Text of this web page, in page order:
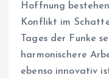
Hoffnung
Konflikt im
Tages der Funke
harmonischere
ebenso innovativ